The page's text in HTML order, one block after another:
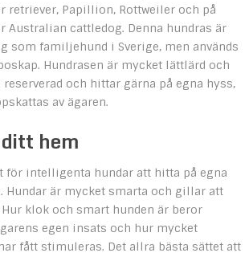
retriever, Papillion, Rottweiler och på
Australian cattledog. Denna hundras är
som familjehund i Sverige, men används
Hundrasen är mycket lättlärd och
reserverad och hittar gärna på egna hyss,
av ägaren.
hem
för intelligenta hundar att hitta på egna
Hundar är mycket smarta och gillar att
klok och smart hunden är beror
egen insats och hur mycket
fått stimuleras. Det allra bästa sättet att